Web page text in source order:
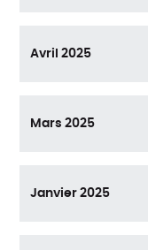
Avril 2025
Mars 2025
Janvier 2025